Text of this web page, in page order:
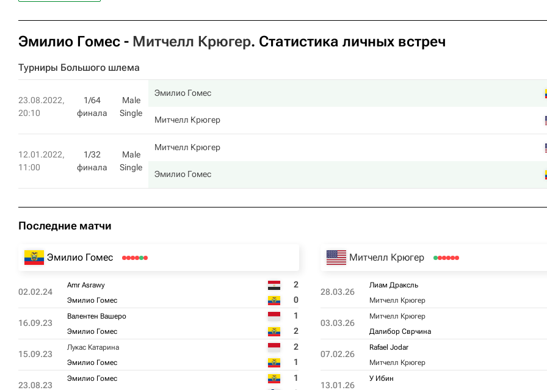
Эмилио Гомес - Митчелл Крюгер. Статистика личных встреч
Турниры Большого шлема
23.08.2022,
20:10
1/64
финала
Male
Single
Эмилио Гомес
Митчелл Крюгер
12.01.2022,
11:00
1/32
финала
Male
Single
Митчелл Крюгер
Эмилио Гомес
Последние матчи
Эмилио Гомес
02.02.24
Amr Asrawy 2
Эмилио Гомес 0
16.09.23
Валентен Вашеро 1
Эмилио Гомес 2
15.09.23
Лукас Катарина 2
Эмилио Гомес 1
23.08.23
Эмилио Гомес 1
Митчелл Крюгер
28.03.26
Лиам Драксль
Митчелл Крюгер
03.03.26
Митчелл Крюгер
Далибор Сврчина
07.02.26
Rafael Jodar
Митчелл Крюгер
13.01.26
У Ибин